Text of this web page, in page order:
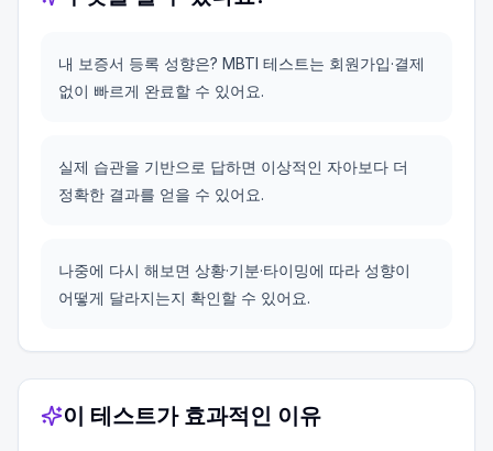
내 보증서 등록 성향은? MBTI 테스트는 회원가입·결제
없이 빠르게 완료할 수 있어요.
실제 습관을 기반으로 답하면 이상적인 자아보다 더
정확한 결과를 얻을 수 있어요.
나중에 다시 해보면 상황·기분·타이밍에 따라 성향이
어떻게 달라지는지 확인할 수 있어요.
이 테스트가 효과적인 이유